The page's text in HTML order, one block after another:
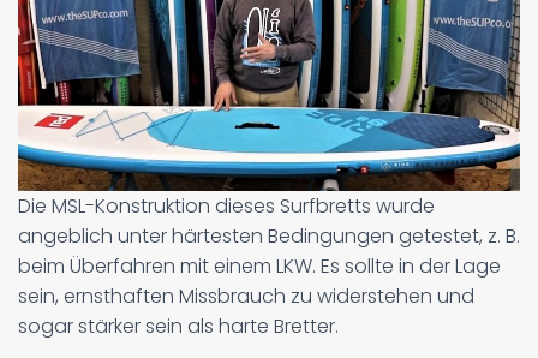
Die MSL-Konstruktion dieses Surfbretts wurde
angeblich unter härtesten Bedingungen getestet, z. B.
beim Überfahren mit einem LKW. Es sollte in der Lage
sein, ernsthaften Missbrauch zu widerstehen und
sogar stärker sein als harte Bretter.